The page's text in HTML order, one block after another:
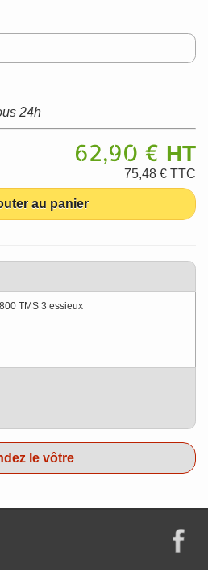
24h
62,90 € HT
75,48 € TTC
au panier
TMS 3 essieux
le vôtre